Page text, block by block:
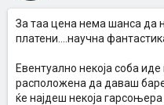
За таа цена нема шанса да
платени....научна
Евентуално некоја соба
расположена да даваш
ќе најдеш некоја